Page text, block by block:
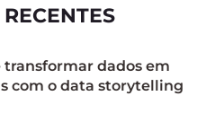
transformar dados em
com o data storytelling